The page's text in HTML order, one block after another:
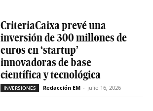
CriteriaCaixa prevé una
inversión de 300 millones de
euros en ‘startup’
innovadoras de base
científica y tecnológica
INVERSIONES Redacción EM - julio 16, 2026